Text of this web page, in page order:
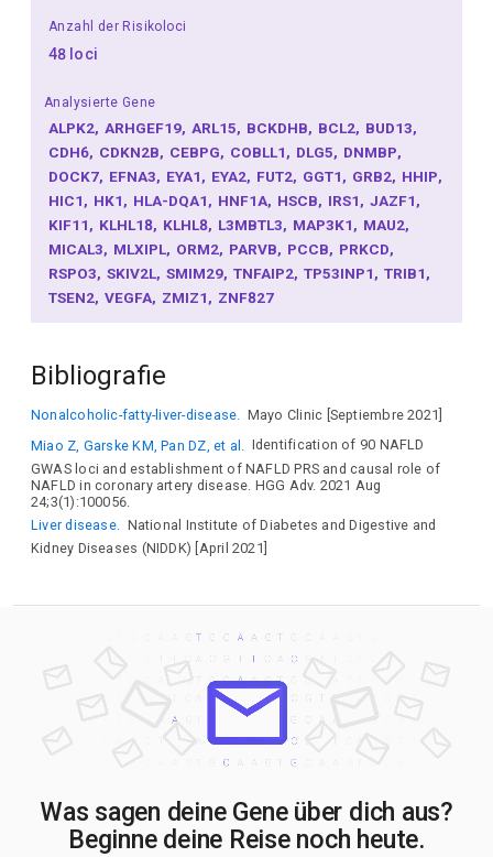
Anzahl der Risikoloci
48 loci
Analysierte Gene
ALPK2 ARHGEF19 ARL15 BCKDHB BCL2 BUD13
CDH6 CDKN2B CEBPG COBLL1 DLG5 DNMBP
DOCK7 EFNA3 EYA1 EYA2 FUT2 GGT1 GRB2 HHIP
HIC1 HK1 HLA-DQA1 HNF1A HSCB IRS1 JAZF1
KIF11 KLHL18 KLHL8 L3MBTL3 MAP3K1 MAU2
MICAL3 MLXIPL ORM2 PARVB PCCB PRKCD
RSPO3 SKIV2L SMIM29 TNFAIP2 TP53INP1 TRIB1
TSEN2 VEGFA ZMIZ1 ZNF827
Bibliografie
Nonalcoholic-fatty-liver-disease.
Mayo Clinic [Septiembre 2021]
Miao Z, Garske KM, Pan DZ, et al.
Identification of 90 NAFLD
GWAS loci and establishment of NAFLD PRS and causal role of
NAFLD in coronary artery disease. HGG Adv. 2021 Aug
24;3(1):100056.
Liver disease. National Institute of Diabetes and Digestive and
Kidney Diseases (NIDDK) [April 2021]
Was sagen deine Gene über dich aus?
Beginne deine Reise noch heute.